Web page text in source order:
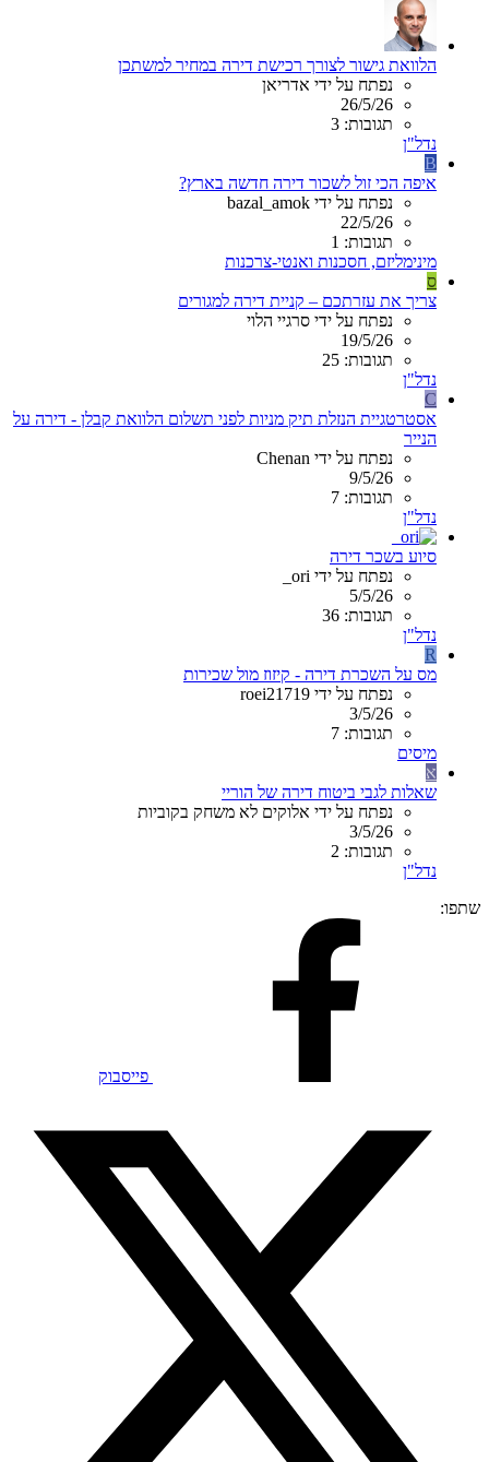
הלוואת גישור לצורך רכישת דירה במחיר למשתכן
נפתח על ידי אדריאן
26/5/26
תגובות: 3
נדל"ן
B
איפה הכי זול לשכור דירה חדשה בארץ?
נפתח על ידי bazal_amok
22/5/26
תגובות: 1
מינימליזם, חסכנות ואנטי-צרכנות
ס
צריך את עזרתכם – קניית דירה למגורים
נפתח על ידי סרגיי הלוי
19/5/26
תגובות: 25
נדל"ן
C
אסטרטגיית הנזלת תיק מניות לפני תשלום הלוואת קבלן - דירה על
הנייר
נפתח על ידי Chenan
9/5/26
תגובות: 7
נדל"ן
סיוע בשכר דירה
נפתח על ידי ori_
5/5/26
תגובות: 36
נדל"ן
R
מס על השכרת דירה - קיזוז מול שכירות
נפתח על ידי roei21719
3/5/26
תגובות: 7
מיסים
א
שאלות לגבי ביטוח דירה של הוריי
נפתח על ידי אלוקים לא משחק בקוביות
3/5/26
תגובות: 2
נדל"ן
שתפו:
פייסבוק